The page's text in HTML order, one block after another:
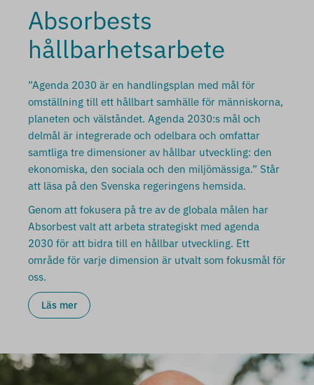
Absorbests
hållbarhetsarbete
”Agenda 2030 är en handlingsplan med mål för
omställning till ett hållbart samhälle för människorna,
planeten och välståndet. Agenda 2030:s mål och
delmål är integrerade och odelbara och omfattar
samtliga tre dimensioner av hållbar utveckling: den
ekonomiska, den sociala och den miljömässiga.” Står
att läsa på den Svenska regeringens hemsida.
Genom att fokusera på tre av de globala målen har
Absorbest valt att arbeta strategiskt med agenda
2030 för att bidra till en hållbar utveckling. Ett
område för varje dimension är utvalt som fokusmål för
oss.
Läs mer